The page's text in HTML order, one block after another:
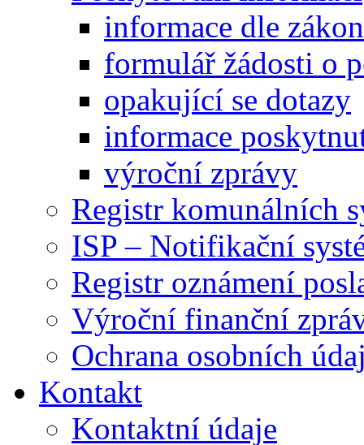
informace dle
formulář žádosti o
opakující se dotazy
informace
výroční zprávy
Registr komunálních
ISP – Notifikační
Registr oznámení
Výroční finanční
Ochrana osobních
Kontakt
Kontaktní údaje